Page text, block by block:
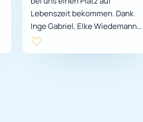
Lebenszeit bekommen. Dank
Inge Gabriel, Elke Wiedemann
und dem Verein Erlenweiherhof –
Pferde für Mensch…